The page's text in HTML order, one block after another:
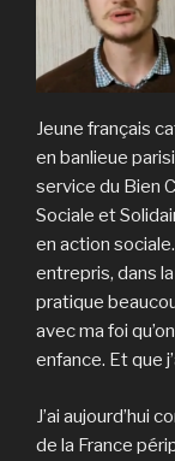
Jeune français
en banlieue
service du Bien
Sociale et
en action
entrepris, dans
pratique
avec ma foi
enfance. Et que
J’ai aujourd’hui
de la France